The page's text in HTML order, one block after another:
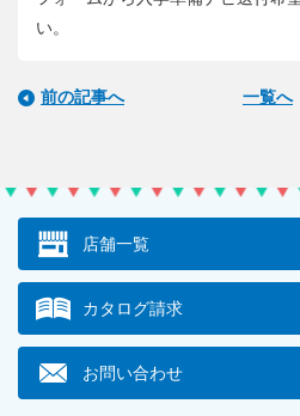
い。
前の記事へ 一覧へ
店舗一覧
カタログ請求
お問い合わせ